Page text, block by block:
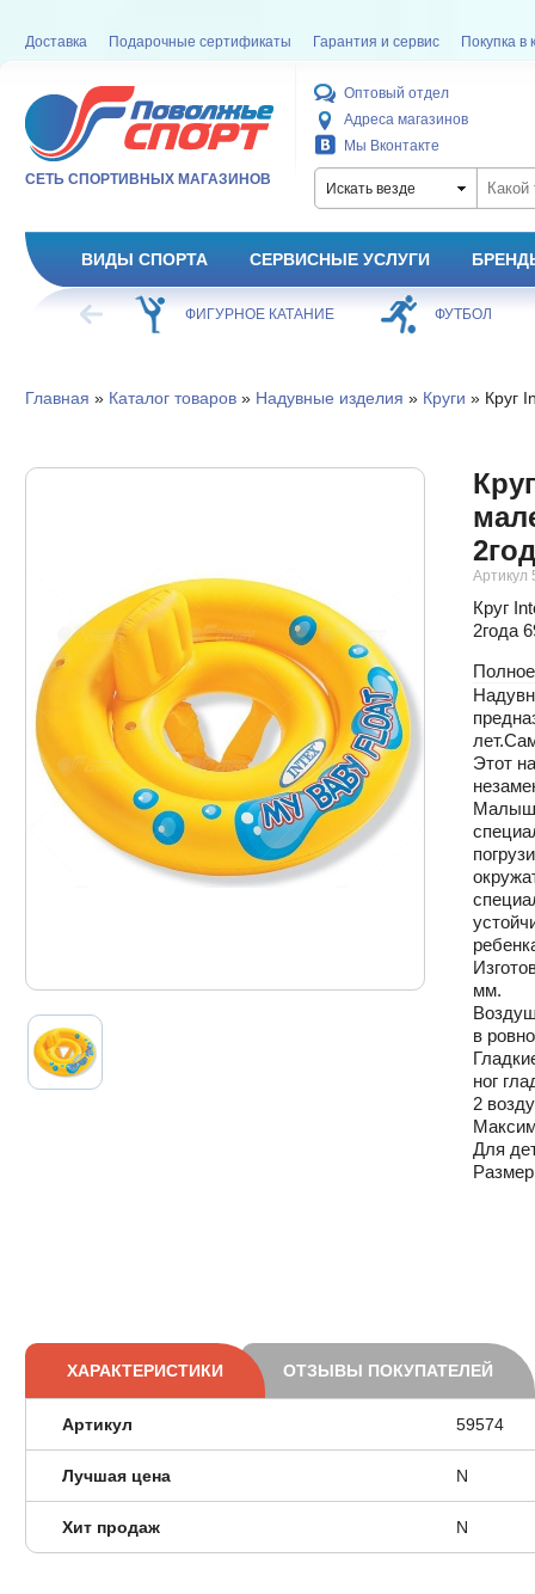
Доставка Подарочные сертификаты Гарантия и сервис Покупка в
СЕТЬ СПОРТИВНЫХ МАГАЗИНОВ
Оптовый отдел
Адреса магазинов
Мы Вконтакте
Искать везде
ВИДЫ СПОРТА СЕРВИСНЫЕ УСЛУГИ
ХОККЕЙ ФИГУРНОЕ КАТАНИЕ ФУТБОЛ
Главная » Каталог товаров» Надувные изделия » Круги » Круг
Артикул
Круг
2года
Этот
Малыш
мм.
в
ног
2
Для
ХАРАКТЕРИСТИКИ ОТЗЫВЫ ПОКУПАТЕЛЕЙ
Артикул 59574
Лучшая цена N
Хит продаж N